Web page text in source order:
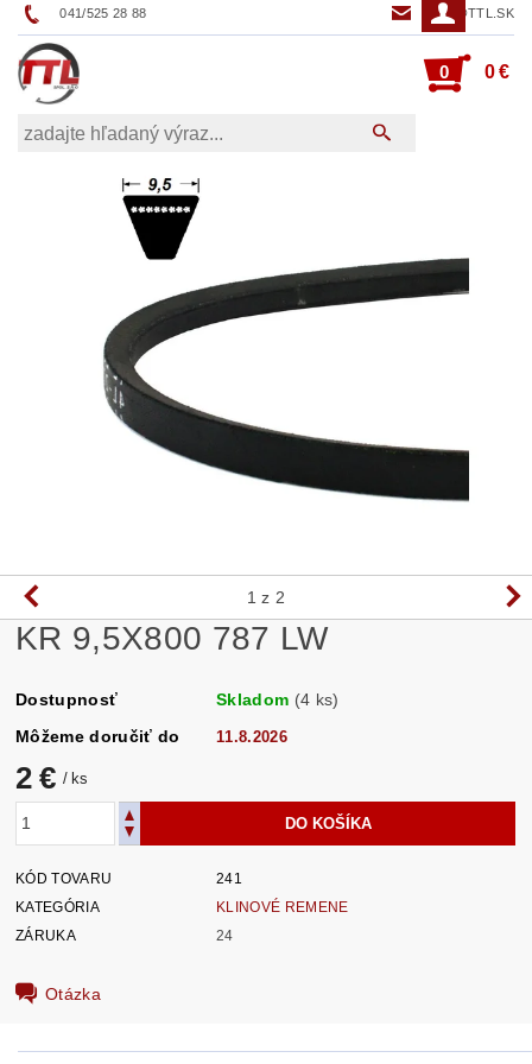
041/525 28 88 TTL@TTL.SK
0 0 €
1 z 2
KR 9,5X800 787 LW
Dostupnosť Skladom (4 ks)
Môžeme doručiť do
11.8.2026
2 €/ ks
KÓD TOVARU
241
KATEGÓRIA
KLINOVÉ REMENE
ZÁRUKA
24
Otázka